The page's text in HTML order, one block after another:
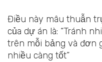
Điều này mâu thuẫn
của dự án là: “Tránh
trên mỗi bảng và đơn
nhiều càng tốt”